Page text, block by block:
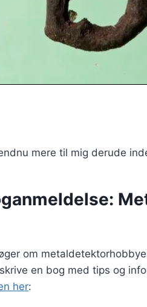
mere til mig derude
om
en bog med tips og
her: